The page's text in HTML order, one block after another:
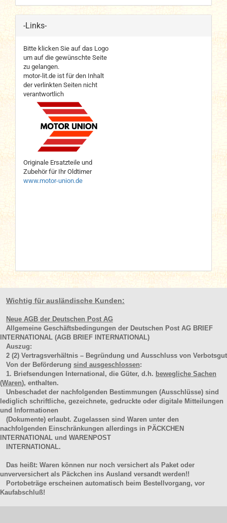
-Links-
Bitte klicken Sie auf das Logo
um auf die gewünschte Seite
zu gelangen.
motor-lit.de ist für den Inhalt
der verlinkten Seiten nicht
verantwortlich
Originale Ersatzteile und
Zubehör für Ihr Oldtimer
www.motor-union.de
Wichtig für ausländische Kunden:
Neue AGB der Deutschen Post AG
Allgemeine Geschäftsbedingungen der Deutschen Post AG BRIEF
INTERNATIONAL (AGB BRIEF INTERNATIONAL)
Auszug:
2 (2) Vertragsverhältnis – Begründung und Ausschluss von Verbotsgut
Von der Beförderung sind ausgeschlossen:
1. Briefsendungen International, die Güter, d.h. bewegliche Sachen
(Waren), enthalten.
Unbeschadet der nachfolgenden Bestimmungen (Ausschlüsse) sind
lediglich schriftliche, gezeichnete, gedruckte oder digitale Mitteilungen
und Informationen
(Dokumente) erlaubt. Zugelassen sind Waren unter den
nachfolgenden Einschränkungen allerdings in PÄCKCHEN
INTERNATIONAL und WARENPOST
INTERNATIONAL.
Das heißt: Waren können nur noch versichert als Paket oder
unverversichert als Päckchen ins Ausland versandt werden!!
Portobeträge erscheinen automatisch beim Bestellvorgang, vor
Kaufabschluß!